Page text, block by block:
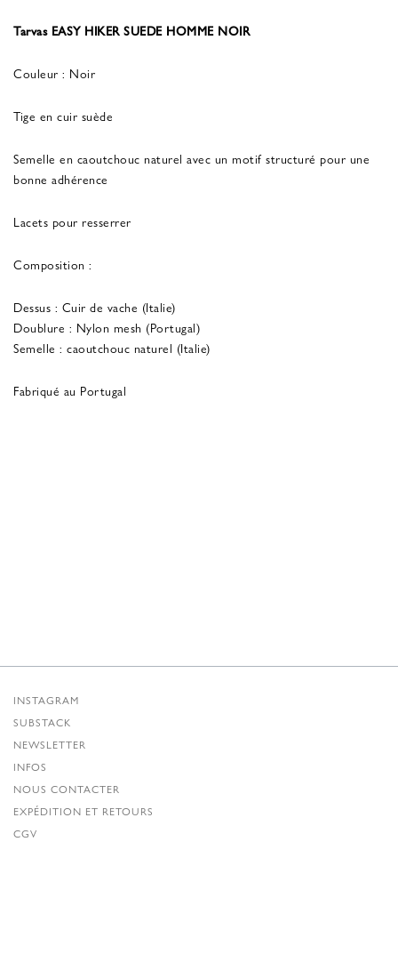
Tarvas EASY HIKER SUEDE HOMME NOIR
Couleur : Noir
Tige en cuir suède
Semelle en caoutchouc naturel avec un motif structuré pour une
bonne adhérence
Lacets pour resserrer
Composition :
Dessus : Cuir de vache (Italie)
Doublure : Nylon mesh (Portugal)
Semelle : caoutchouc naturel (Italie)
Fabriqué au Portugal
INSTAGRAM
SUBSTACK
NEWSLETTER
INFOS
NOUS CONTACTER
EXPÉDITION ET RETOURS
CGV